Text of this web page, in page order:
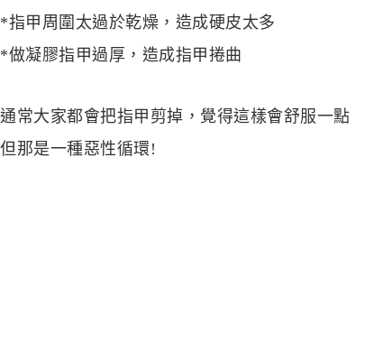
*指甲周圍太過於乾燥，造成硬皮太多
*做凝膠指甲過厚，造成指甲捲曲
通常大家都會把指甲剪掉，覺得這樣會舒服一點
但那是一種惡性循環!